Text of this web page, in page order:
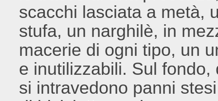
scacchi lasciata a metà,
stufa, un narghilè, in
macerie di ogni tipo, un
e inutilizzabili. Sul
si intravedono panni